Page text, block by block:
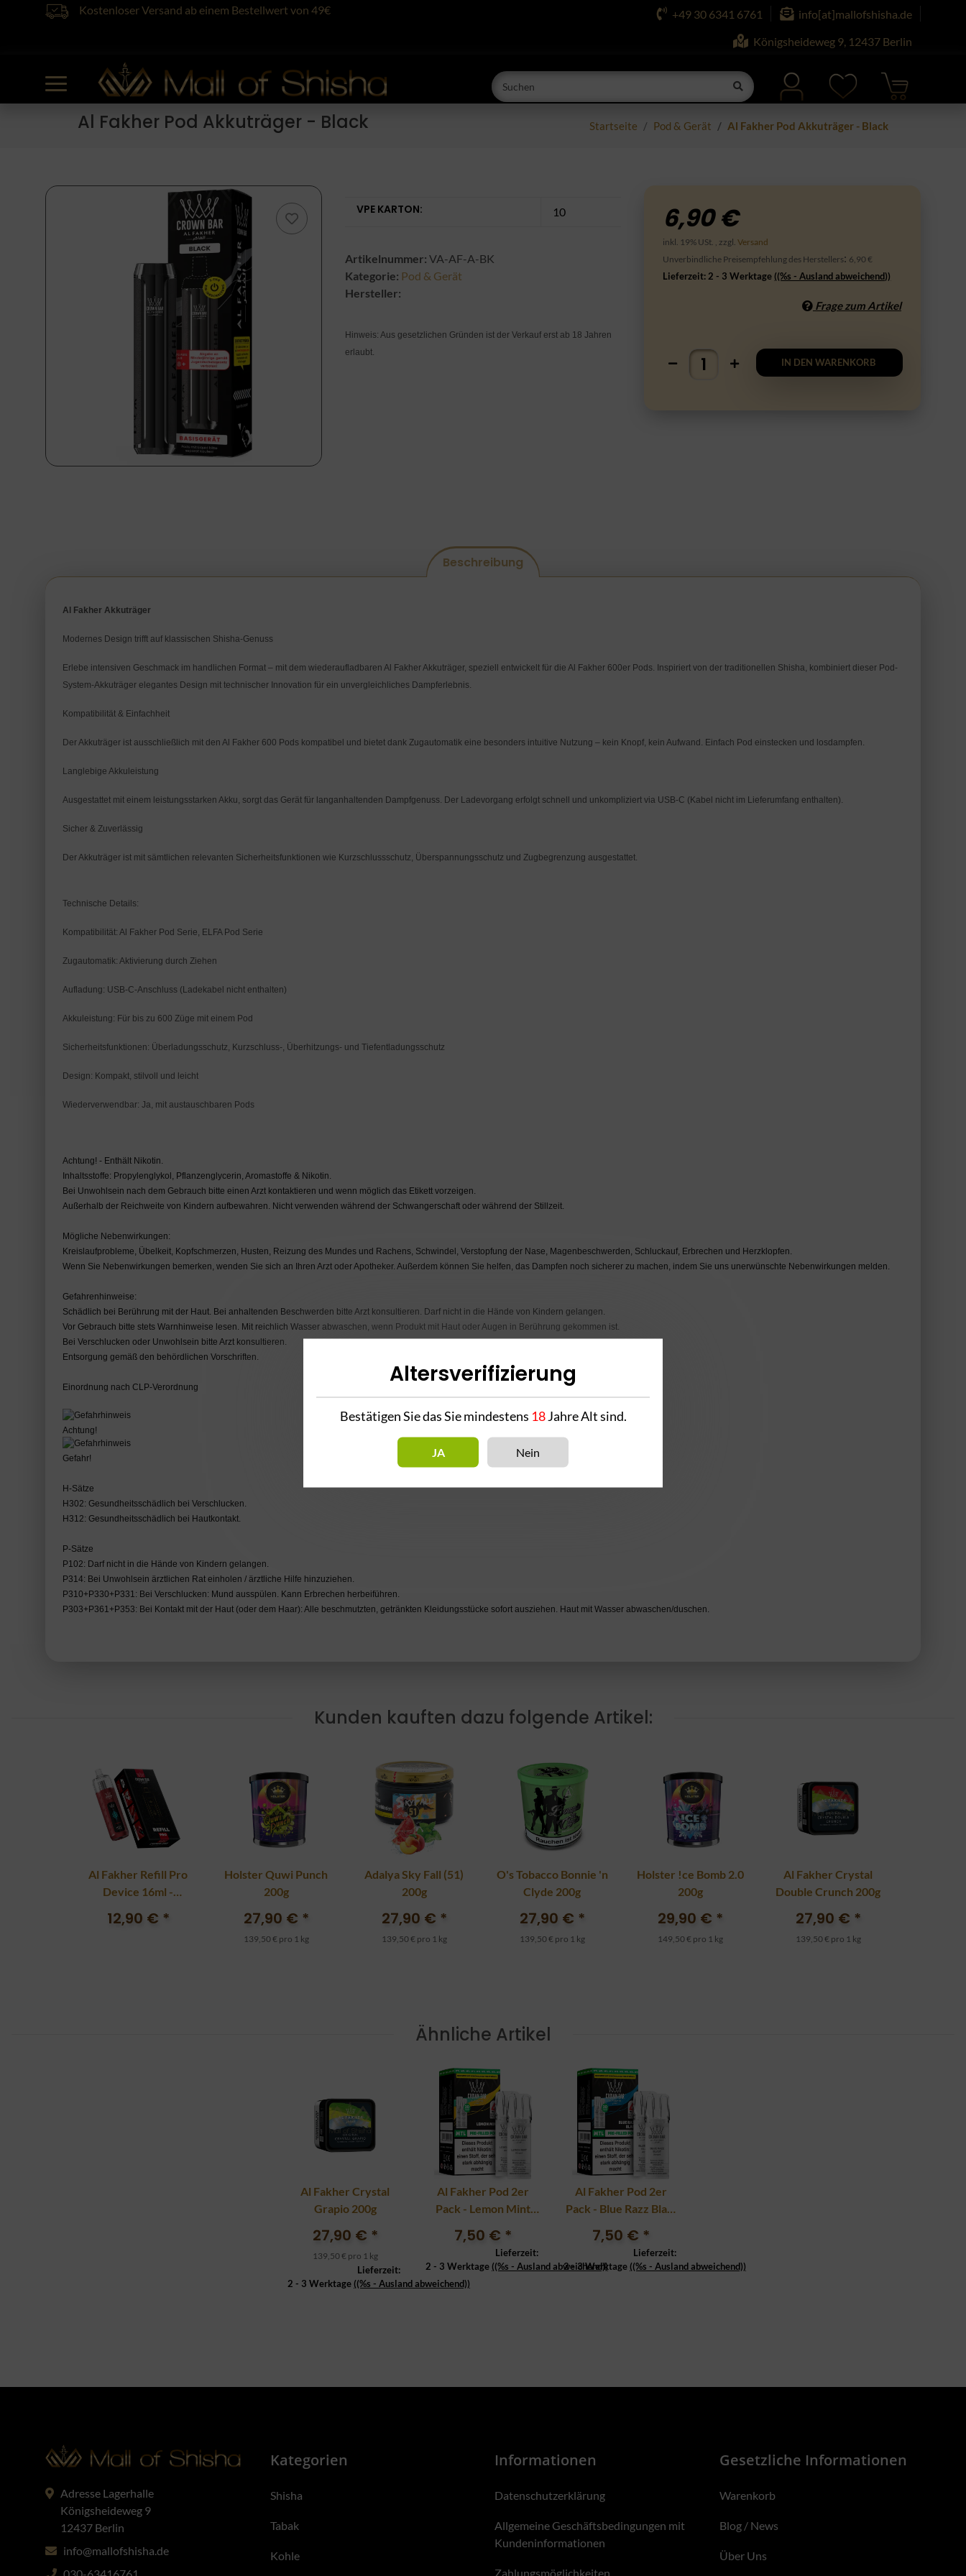
Kostenloser Versand ab einem Bestellwert von 49€ +49 30 6341 6761
info[at]mallofshisha.de
Königsheideweg 9, 12437 Berlin
Al Fakher Pod Akkuträger - Black Startseite Pod & Gerät Al Fakher Pod Akkuträger - Black
VPE KARTON: 10
Artikelnummer: VA-AF-A-BK
Kategorie: Pod & Gerät
Hersteller:
Hinweis: Aus gesetzlichen Gründen ist der Verkauf erst ab 18 Jahren
erlaubt.
6,90 €
inkl. 19% USt. , zzgl.Versand
Unverbindliche Preisempfehlung des Herstellers: 6,90 €
Lieferzeit: 2 - 3 Werktage ((%s - Ausland abweichend))
Frage zum Artikel
IN DEN WARENKORB
Beschreibung
Al Fakher Akkuträger
Modernes Design trifft auf klassischen Shisha-Genuss
Erlebe intensiven Geschmack im handlichen Format – mit dem wiederaufladbaren Al Fakher Akkuträger, speziell entwickelt für die Al Fakher 600er Pods. Inspiriert von der traditionellen Shisha, kombiniert dieser Pod-
System-Akkuträger elegantes Design mit technischer Innovation für ein unvergleichliches Dampferlebnis.
Kompatibilität & Einfachheit
Der Akkuträger ist ausschließlich mit den Al Fakher 600 Pods kompatibel und bietet dank Zugautomatik eine besonders intuitive Nutzung – kein Knopf, kein Aufwand. Einfach Pod einstecken und losdampfen.
Langlebige Akkuleistung
Ausgestattet mit einem leistungsstarken Akku, sorgt das Gerät für langanhaltenden Dampfgenuss. Der Ladevorgang erfolgt schnell und unkompliziert via USB-C (Kabel nicht im Lieferumfang enthalten).
Sicher & Zuverlässig
Der Akkuträger ist mit sämtlichen relevanten Sicherheitsfunktionen wie Kurzschlussschutz, Überspannungsschutz und Zugbegrenzung ausgestattet.
Technische Details:
Kompatibilität: Al Fakher Pod Serie, ELFA Pod Serie
Zugautomatik: Aktivierung durch Ziehen
Aufladung: USB-C-Anschluss (Ladekabel nicht enthalten)
Akkuleistung: Für bis zu 600 Züge mit einem Pod
Sicherheitsfunktionen: Überladungsschutz, Kurzschluss-, Überhitzungs- und Tiefentladungsschutz
Design: Kompakt, stilvoll und leicht
Wiederverwendbar: Ja, mit austauschbaren Pods
Achtung! - Enthält Nikotin.
Inhaltsstoffe: Propylenglykol, Pflanzenglycerin, Aromastoffe & Nikotin.
Bei Unwohlsein nach dem Gebrauch bitte einen Arzt kontaktieren und wenn möglich das Etikett vorzeigen.
Außerhalb der Reichweite von Kindern aufbewahren. Nicht verwenden während der Schwangerschaft oder während der Stillzeit.
Mögliche Nebenwirkungen:
Kreislaufprobleme, Übelkeit, Kopfschmerzen, Husten, Reizung des Mundes und Rachens, Schwindel, Verstopfung der Nase, Magenbeschwerden, Schluckauf, Erbrechen und Herzklopfen.
Wenn Sie Nebenwirkungen bemerken, wenden Sie sich an Ihren Arzt oder Apotheker. Außerdem können Sie helfen, das Dampfen noch sicherer zu machen, indem Sie uns unerwünschte Nebenwirkungen melden.
Gefahrenhinweise:
Schädlich bei Berührung mit der Haut. Bei anhaltenden Beschwerden bitte Arzt konsultieren. Darf nicht in die Hände von Kindern gelangen.
Vor Gebrauch bitte stets Warnhinweise lesen. Mit reichlich Wasser abwaschen, wenn Produkt mit Haut oder Augen in Berührung gekommen ist.
Bei Verschlucken oder Unwohlsein bitte Arzt konsultieren.
Entsorgung gemäß den behördlichen Vorschriften.
Einordnung nach CLP-Verordnung
Achtung!
Gefahr!
H-Sätze
H302: Gesundheitsschädlich bei Verschlucken.
H312: Gesundheitsschädlich bei Hautkontakt.
P-Sätze
P102: Darf nicht in die Hände von Kindern gelangen.
P314: Bei Unwohlsein ärztlichen Rat einholen / ärztliche Hilfe hinzuziehen.
P310+P330+P331: Bei Verschlucken: Mund ausspülen. Kann Erbrechen herbeiführen.
P303+P361+P353: Bei Kontakt mit der Haut (oder dem Haar): Alle beschmutzten, getränkten Kleidungsstücke sofort ausziehen. Haut mit Wasser abwaschen/duschen.
Kunden kauften dazu folgende Artikel:
Al Fakher Refill Pro
Device 16ml -
12,90 € *
Holster Quwi Punch
200g
27,90 € *
139,50 € pro 1 kg
Adalya Sky Fall (51)
200g
27,90 € *
139,50 € pro 1 kg
O's Tobacco Bonnie 'n
Clyde 200g
27,90 € *
139,50 € pro 1 kg
Holster !ce Bomb 2.0
200g
29,90 € *
149,50 € pro 1 kg
Al Fakher Crystal
Double Crunch 200g
27,90 € *
139,50 € pro 1 kg
Ähnliche Artikel
Al Fakher Crystal
Grapio 200g
27,90 € *
139,50 € pro 1 kg
Lieferzeit:
2 - 3 Werktage ((%s - Ausland abweichend))
Al Fakher Pod 2er
Pack - Lemon Mint
7,50 € *
Lieferzeit:
2 - 3 Werktage ((%s - Ausland abweichend))
Al Fakher Pod 2er
Pack - Blue Razz Blast
7,50 € *
Lieferzeit:
2 - 3 Werktage ((%s - Ausland abweichend))
Adresse Lagerhalle
Königsheideweg 9
12437 Berlin
info@mallofshisha.de
Kategorien
Shisha
Tabak
Kohle
Informationen
Datenschutzerklärung
Allgemeine Geschäftsbedingungen mit
Kundeninformationen
Zahlungsmöglichkeiten
Gesetzliche Informationen
Warenkorb
Blog / News
Über Uns
Altersverifizierung
Bestätigen Sie das Sie mindestens 18Jahre Alt sind.
JA Nein